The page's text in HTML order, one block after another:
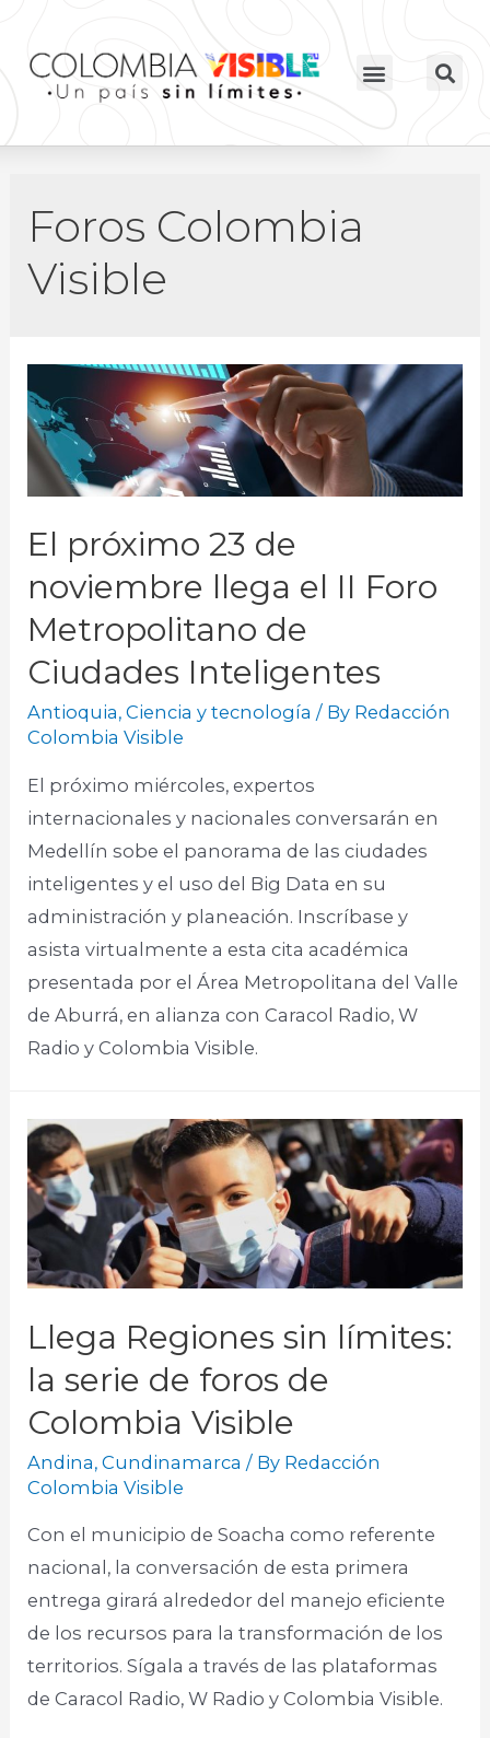
Foros Colombia
Visible
El próximo 23 de
noviembre llega el II Foro
Metropolitano de
Ciudades Inteligentes
Antioquia,Ciencia y tecnología / By Redacción
Colombia Visible
El próximo miércoles, expertos
internacionales y nacionales conversarán en
Medellín sobe el panorama de las ciudades
inteligentes y el uso del Big Data en su
administración y planeación. Inscríbase y
asista virtualmente a esta cita académica
presentada por el Área Metropolitana del Valle
de Aburrá, en alianza con Caracol Radio, W
Radio y Colombia Visible. ​
Llega Regiones sin límites:
la serie de foros de
Colombia Visible
Andina,Cundinamarca / By Redacción
Colombia Visible
Con el municipio de Soacha como referente
nacional, la conversación de esta primera
entrega girará alrededor del manejo eficiente
de los recursos para la transformación de los
territorios. Sígala a través de las plataformas
de Caracol Radio, W Radio y Colombia Visible.